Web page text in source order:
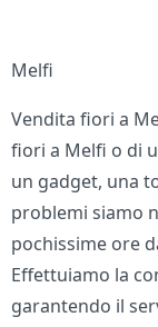
Melfi
Vendita fiori a
fiori a Melfi o di
un gadget, una
problemi siamo
pochissime ore
Effettuiamo la
garantendo il